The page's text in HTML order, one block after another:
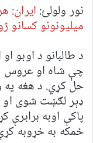
نور ولولئ: ایران:
میلیونونو کسانو
د طالبانو د اوبو
چې شاه او عروس
ځمکه به خړوبه